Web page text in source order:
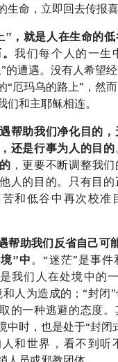
生命，立即回去传报喜
”，就是人在生命的
。我们每个人的一生
的遭遇。没有人希望
“厄玛乌的路上”，然
们和主耶稣相连。
帮助我们净化目的
还是行事为人的目的
，更要不断调整我
人的目的。只有目
和低谷中再次校准
帮助我们反省自己可
”中。“迷茫”是事
我们人在处境中的
人为造成的；“封闭
的一种逃避的态度
中时，也是处于“封闭
和世界，看不到听